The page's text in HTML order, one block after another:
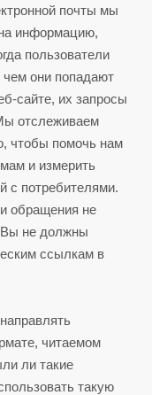
почты мы
информацию,
пользователи
они попадают
сайте, их запросы
отслеживаем
чтобы помочь нам
и измерить
с потребителями.
обращения не
Вы не должны
ссылкам в
читаемом
ли такие
такую